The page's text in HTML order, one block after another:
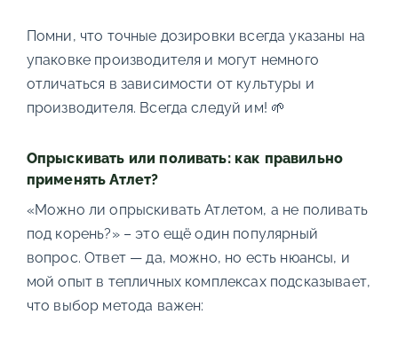
Помни, что точные дозировки всегда указаны на
упаковке производителя и могут немного
отличаться в зависимости от культуры и
производителя. Всегда следуй им! 🌱
Опрыскивать или поливать: как правильно
применять Атлет?
«Можно ли опрыскивать Атлетом, а не поливать
под корень?» – это ещё один популярный
вопрос. Ответ — да, можно, но есть нюансы, и
мой опыт в тепличных комплексах подсказывает,
что выбор метода важен: